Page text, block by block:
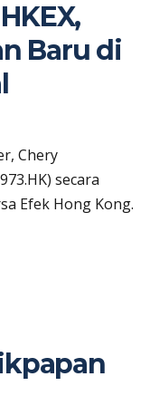
Baru di
Chery
secara
Efek Hong Kong.